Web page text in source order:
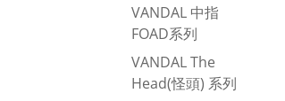
VANDAL 中指
FOAD系列
VANDAL The
Head(怪頭) 系列